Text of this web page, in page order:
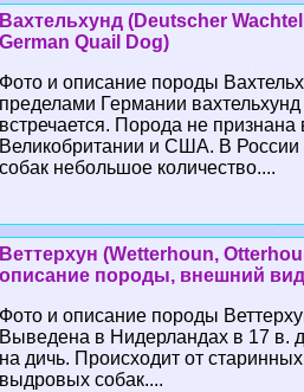
Вахтельхунд (Deutscher
German Quail Dog)
Фото и описание породы
пределами Германии вахтельхунд
встречается. Порода не признана
Великобритании и США. В России
собак небольшое количество....
Веттерхун (Wetterhoun,
описание породы, внешний
Фото и описание породы
Выведена в Нидерландах в 17 в.
на дичь. Происходит от старинных
выдровых собак....